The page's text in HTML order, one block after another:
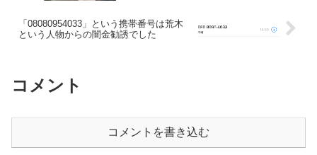
「08080954033」という携帯番号は荒木
という人物からの闇金勧誘でした
コメント
コメントを書き込む